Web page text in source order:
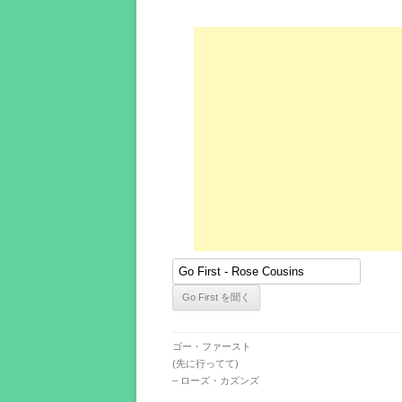
ゴー・ファースト
(先に行ってて)
– ローズ・カズンズ